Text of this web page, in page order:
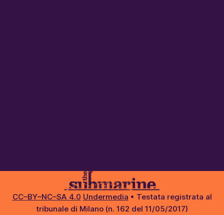
CC–BY–NC–SA 4.0 Undermedia • Testata registrata al
tribunale di Milano (n. 162 del 11/05/2017)